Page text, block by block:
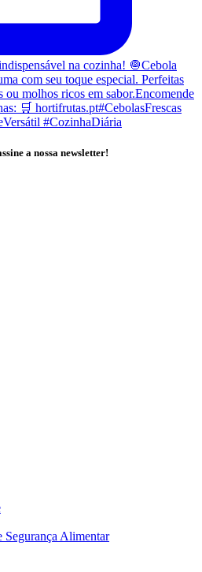
a nossa newsletter!
Segurança Alimentar